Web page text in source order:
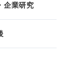
企業研究